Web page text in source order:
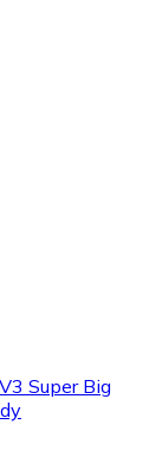
Super Big